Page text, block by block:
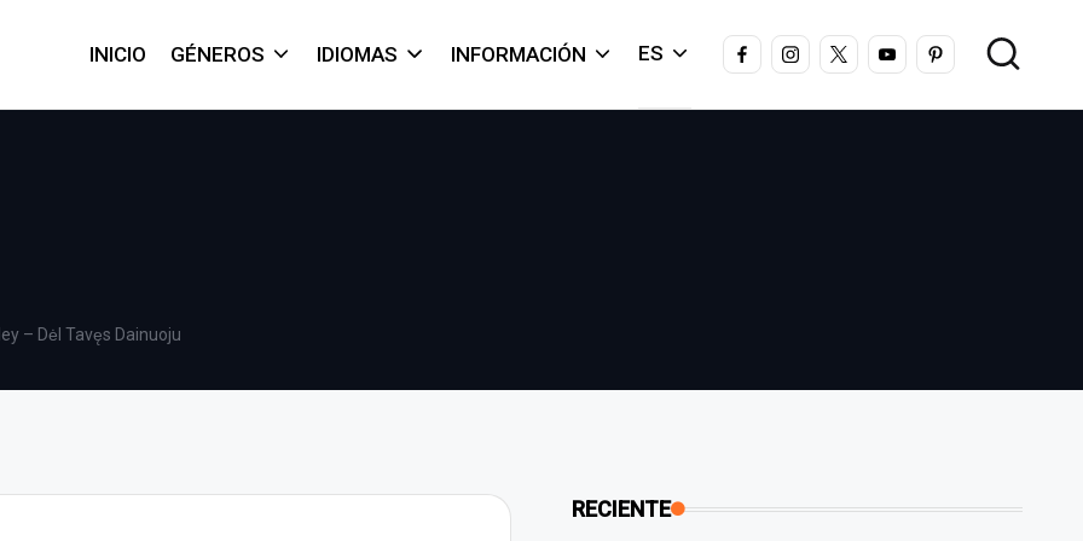
INICIO GÉNEROS IDIOMAS INFORMACIÓN ES FACEBOOKINSTAGRAM
X YOUTUBEPINTEREST
– Dėl Tavęs Dainuoju
RECIENTE